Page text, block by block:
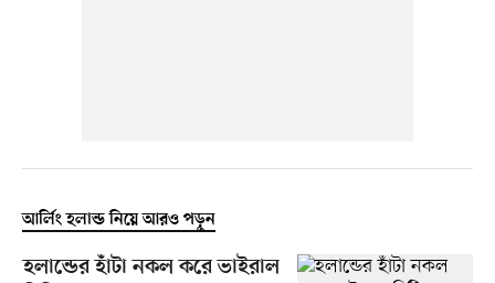
আর্লিং হলান্ড নিয়ে আরও পড়ুন
হলান্ডের হাঁটা নকল করে ভাইরাল